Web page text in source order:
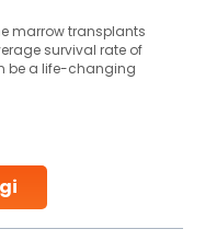
marrow transplants
survival rate of
be a life-changing
of the world’s